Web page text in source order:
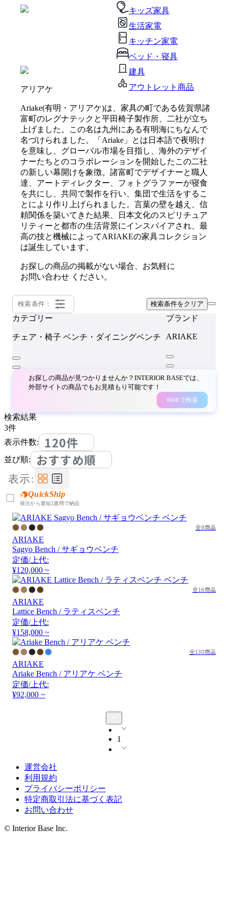
キッズ家具
生活家電
キッチン家電
ベッド・寝具
建具
アウトレット商品
アリアケ
Ariake(有明・アリアケ)は、家具の町である佐賀県諸
富町のレグナテックと平田椅子製作所、二社が立ち
上げました。この名は九州にある有明海にちなんで
名づけられました。「Ariake」とは日本語で夜明け
を意味し、グローバル市場を目指し、海外のデザイ
ナーたちとのコラボレーションを開始したこの二社
の新しい幕開けを象徴。諸富町でデザイナーと職人
達、アートディレクター、フォトグラファーが寝食
を共にし、共同で製作を行い、集団で生活をするこ
とにより作り上げられました。言葉の壁を越え、信
頼関係を築いてきた結果、日本文化のスピリチュア
リティーと都市の生活背景にインスパイアされ、最
高の技と機械によってARIAKEの家具コレクション
は誕生しています。
お探しの商品の掲載がない場合、お気軽に
お問い合わせ ください。
検索条件： 検索条件をクリア
カテゴリー
チェア・椅子 ベンチ・ダイニングベンチ
ブランド
ARIAKE
お探しの商品が見つかりませんか？INTERIOR BASEでは、
外部サイトの商品でもお見積もり可能です！
Webで検索
検索結果
3件
表示件数:
120件
並び順: おすすめ順
表示:
QuickShip
発注から最短2週間で納品
全8商品
ARIAKE
Sagyo Bench / サギョウベンチ
定価/上代:
¥120,000 ~
全16商品
ARIAKE
Lattice Bench / ラティスベンチ
定価/上代:
¥158,000 ~
全130商品
ARIAKE
Ariake Bench / アリアケ ベンチ
定価/上代:
¥92,000 ~
1
運営会社
利用規約
プライバシーポリシー
特定商取引法に基づく表記
お問い合わせ
© Interior Base Inc.